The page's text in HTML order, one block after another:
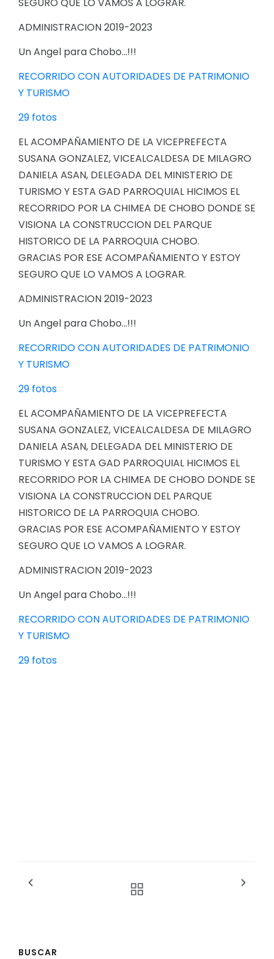
ADMINISTRACION 2019-2023
Un Angel para Chobo...!!!
RECORRIDO CON AUTORIDADES DE PATRIMONIO
Y TURISMO
29 fotos
EL ACOMPAÑAMIENTO DE LA VICEPREFECTA
SUSANA GONZALEZ, VICEALCALDESA DE MILAGRO
DANIELA ASAN, DELEGADA DEL MINISTERIO DE
TURISMO Y ESTA GAD PARROQUIAL HICIMOS EL
RECORRIDO POR LA CHIMEA DE CHOBO DONDE SE
VISIONA LA CONSTRUCCION DEL PARQUE
HISTORICO DE LA PARROQUIA CHOBO.
GRACIAS POR ESE ACOMPAÑAMIENTO Y ESTOY
SEGURO QUE LO VAMOS A LOGRAR.
ADMINISTRACION 2019-2023
Un Angel para Chobo...!!!
RECORRIDO CON AUTORIDADES DE PATRIMONIO
Y TURISMO
29 fotos
EL ACOMPAÑAMIENTO DE LA VICEPREFECTA
SUSANA GONZALEZ, VICEALCALDESA DE MILAGRO
DANIELA ASAN, DELEGADA DEL MINISTERIO DE
TURISMO Y ESTA GAD PARROQUIAL HICIMOS EL
RECORRIDO POR LA CHIMEA DE CHOBO DONDE SE
VISIONA LA CONSTRUCCION DEL PARQUE
HISTORICO DE LA PARROQUIA CHOBO.
GRACIAS POR ESE ACOMPAÑAMIENTO Y ESTOY
SEGURO QUE LO VAMOS A LOGRAR.
ADMINISTRACION 2019-2023
Un Angel para Chobo...!!!
RECORRIDO CON AUTORIDADES DE PATRIMONIO
Y TURISMO
29 fotos
BUSCAR